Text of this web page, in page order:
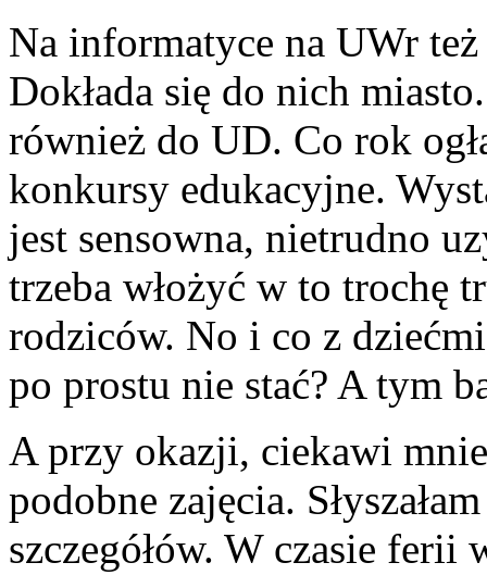
Na informatyce na UWr też
Dokłada się do nich
również do UD. Co rok
konkursy edukacyjne.
jest sensowna, nietrudno
trzeba włożyć w to trochę
rodziców. No i co z
po prostu nie stać? A tym
A przy okazji, ciekawi
podobne zajęcia.
szczegółów. W czasie ferii